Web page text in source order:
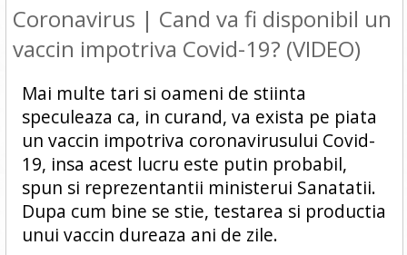
Coronavirus | Cand va fi disponibil un
vaccin impotriva Covid-19? (VIDEO)
Mai multe tari si oameni de stiinta
speculeaza ca, in curand, va exista pe piata
un vaccin impotriva coronavirusului Covid-
19, insa acest lucru este putin probabil,
spun si reprezentantii ministerui Sanatatii.
Dupa cum bine se stie, testarea si productia
unui vaccin dureaza ani de zile.